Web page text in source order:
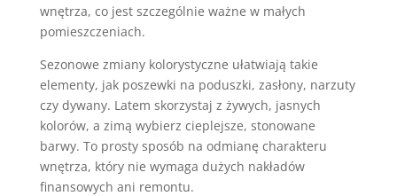
wnętrza, co jest szczególnie ważne w małych
pomieszczeniach.
Sezonowe zmiany kolorystyczne ułatwiają takie
elementy, jak poszewki na poduszki, zasłony, narzuty
czy dywany. Latem skorzystaj z żywych, jasnych
kolorów, a zimą wybierz cieplejsze, stonowane
barwy. To prosty sposób na odmianę charakteru
wnętrza, który nie wymaga dużych nakładów
finansowych ani remontu.